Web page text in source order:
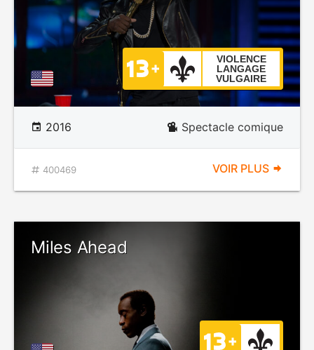
VIOLENCE
LANGAGE
VULGAIRE
2016 Spectacle comique
400469 VOIR PLUS
Miles Ahead